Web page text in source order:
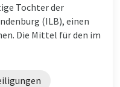
Tochter der
(ILB), einen
Die Mittel für den im